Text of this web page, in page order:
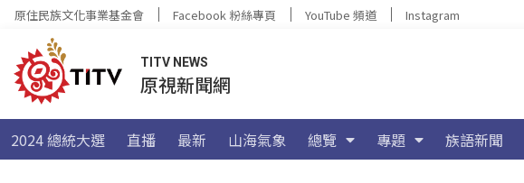
原住民族文化事業基金會 Facebook 粉絲專頁 YouTube 頻道 Instagram
TITV NEWS
原視新聞網
2024 總統大選 直播 最新 山海氣象 總覽 專題 族語新聞